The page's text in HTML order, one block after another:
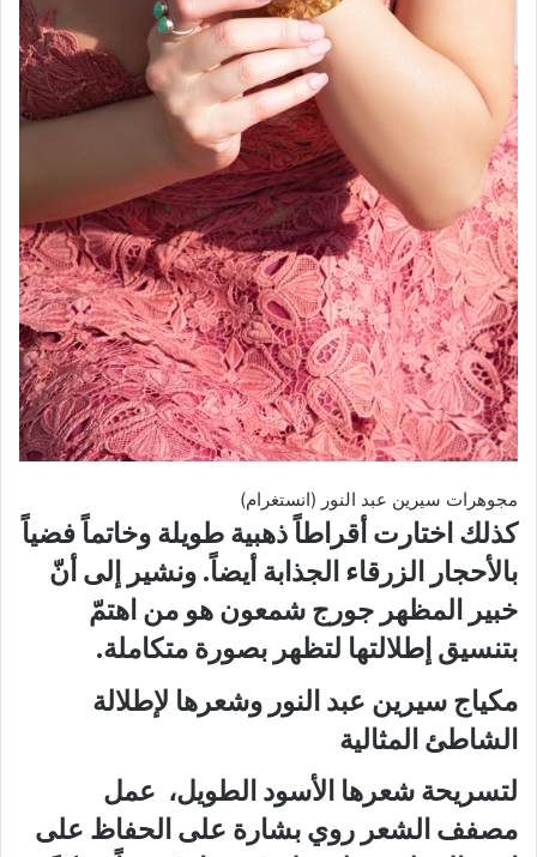
مجوهرات سيرين عبد النور (انستغرام)
كذلك اختارت أقراطاً ذهبية طويلة وخاتماً فضياً
بالأحجار الزرقاء الجذابة أيضاً. ونشير إلى أنّ
خبير المظهر جورج شمعون هو من اهتمّ
بتنسيق إطلالتها لتظهر بصورة متكاملة.
مكياج سيرين عبد النور وشعرها لإطلالة
الشاطئ المثالية
لتسريحة شعرها الأسود الطويل، عمل
مصفف الشعر روي بشارة على الحفاظ على